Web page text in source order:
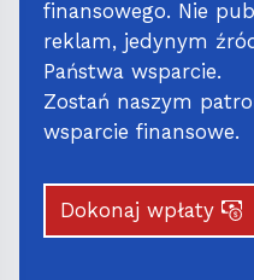
finansowego. Nie
reklam, jedynym
Państwa wsparcie.
Zostań naszym
wsparcie finansowe.
Dokonaj wpłaty